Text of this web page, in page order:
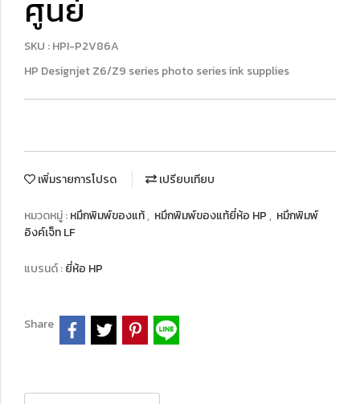
ศูนย์
SKU : HPI-P2V86A
HP Designjet Z6/Z9 series photo series ink supplies
เพิ่มรายการโปรด เปรียบเทียบ
หมวดหมู่ :หมึกพิมพ์ของแท้, หมึกพิมพ์ของแท้ยี่ห้อ HP , หมึกพิมพ์
อิงค์เจ็ท LF
แบรนด์ :ยี่ห้อ HP
Share